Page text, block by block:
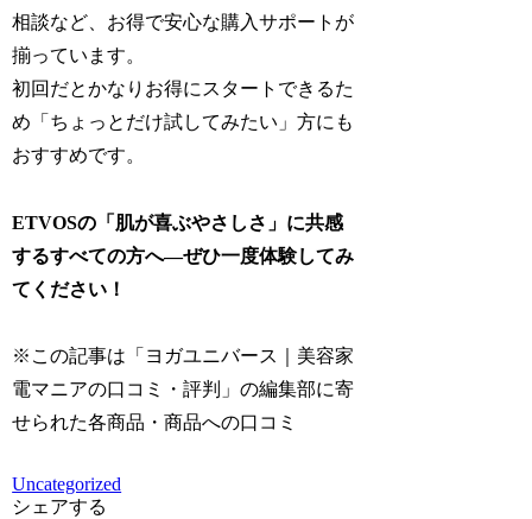
相談など、お得で安心な購入サポートが
揃っています。
初回だとかなりお得にスタートできるた
め「ちょっとだけ試してみたい」方にも
おすすめです。
ETVOSの「肌が喜ぶやさしさ」に共感
するすべての方へ―ぜひ一度体験してみ
てください！
※この記事は「ヨガユニバース｜美容家
電マニアの口コミ・評判」の編集部に寄
せられた各商品・商品への口コミ
Uncategorized
シェアする